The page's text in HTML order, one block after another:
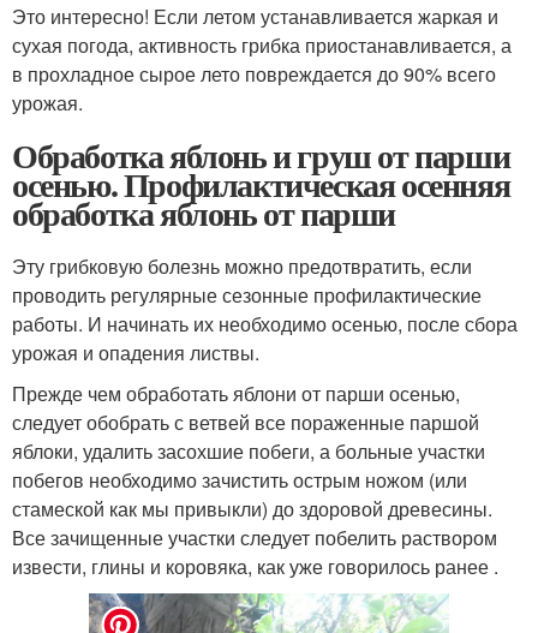
Это интересно! Если летом устанавливается жаркая и
сухая погода, активность грибка приостанавливается, а
в прохладное сырое лето повреждается до 90% всего
урожая.
Обработка яблонь и груш от парши
осенью. Профилактическая осенняя
обработка яблонь от парши
Эту грибковую болезнь можно предотвратить, если
проводить регулярные сезонные профилактические
работы. И начинать их необходимо осенью, после сбора
урожая и опадения листвы.
Прежде чем обработать яблони от парши осенью,
следует обобрать с ветвей все пораженные паршой
яблоки, удалить засохшие побеги, а больные участки
побегов необходимо зачистить острым ножом (или
стамеской как мы привыкли) до здоровой древесины.
Все зачищенные участки следует побелить раствором
извести, глины и коровяка, как уже говорилось ранее .